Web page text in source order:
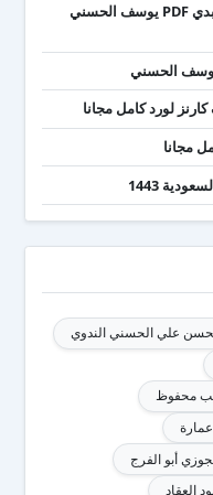
تحميل كتاب عقدك النفسية سجنك الأبدي PDF يوسف الحسني
علي الحسني الندوي
محفوظ
أبو الفرج
العقاد